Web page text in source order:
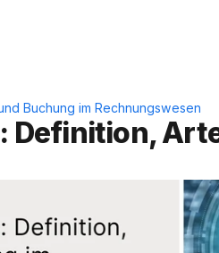
Buchung im Rechnungswesen
Definition,